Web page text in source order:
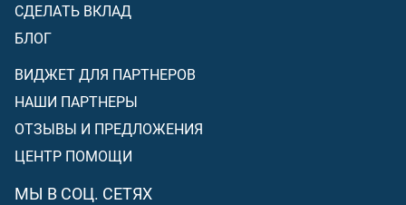
СДЕЛАТЬ ВКЛАД
БЛОГ
ВИДЖЕТ ДЛЯ ПАРТНЕРОВ
НАШИ ПАРТНЕРЫ
ОТЗЫВЫ И ПРЕДЛОЖЕНИЯ
ЦЕНТР ПОМОЩИ
МЫ В СОЦ. СЕТЯХ